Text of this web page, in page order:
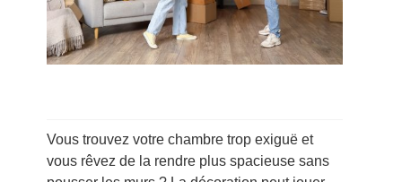
Vous trouvez votre chambre trop exiguë et
vous rêvez de la rendre plus spacieuse sans